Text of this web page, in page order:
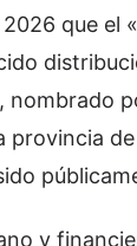
que el
nombrado
provincia
y